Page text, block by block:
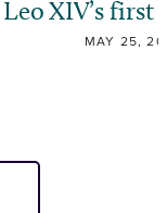
Leo XIV’s first
MAY 25,